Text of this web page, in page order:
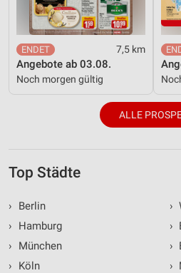
7,5 km
Angebote ab 03.08.
Noch morgen gültig
ALLE
Top Städte
›
Berlin
›
Hamburg
›
München
›
Köln
›
›
›
›